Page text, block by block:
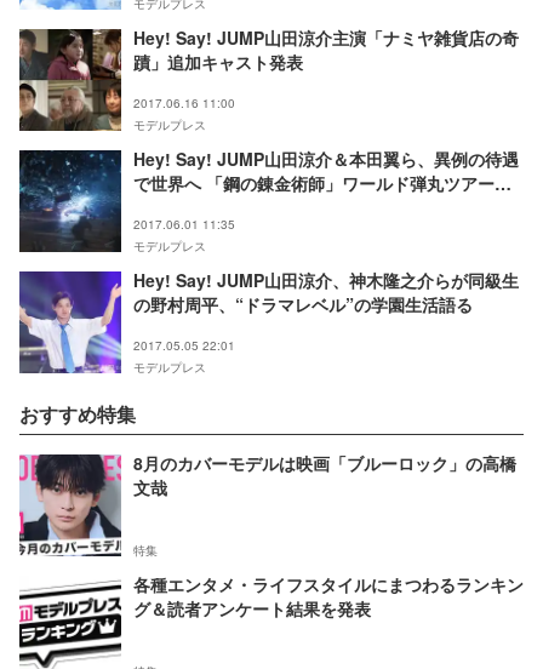
モデルプレス
Hey! Say! JUMP山田涼介主演「ナミヤ雑貨店の奇
蹟」追加キャスト発表
2017.06.16 11:00
モデルプレス
Hey! Say! JUMP山田涼介＆本田翼ら、異例の待遇
で世界へ 「鋼の錬金術師」ワールド弾丸ツアー決
2017.06.01 11:35
モデルプレス
Hey! Say! JUMP山田涼介、神木隆之介らが同級生
の野村周平、“ドラマレベル”の学園生活語る
2017.05.05 22:01
モデルプレス
おすすめ特集
8月のカバーモデルは映画「ブルーロック」の高橋
文哉
特集
各種エンタメ・ライフスタイルにまつわるランキン
グ＆読者アンケート結果を発表